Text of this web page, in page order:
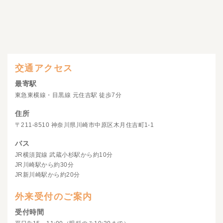
交通アクセス
最寄駅
東急東横線・目黒線 元住吉駅 徒歩7分
住所
〒211-8510 神奈川県川崎市中原区木月住吉町1-1
バス
JR横須賀線 武蔵小杉駅から約10分
JR川崎駅から約30分
JR新川崎駅から約20分
外来受付のご案内
受付時間